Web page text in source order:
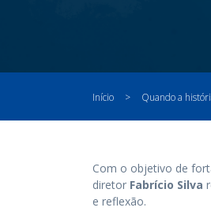
Início > Quando a
Com o objetivo de
diretor Fabrício Silva
e reflexão.